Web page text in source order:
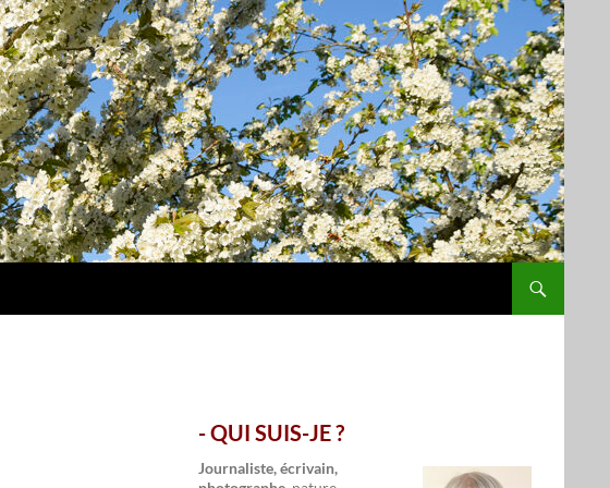
- QUI SUIS-JE ?
Journaliste, écrivain,